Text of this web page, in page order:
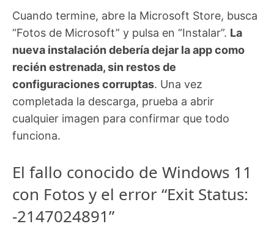
Cuando termine, abre la Microsoft Store, busca
“Fotos de Microsoft” y pulsa en “Instalar”. La
nueva instalación debería dejar la app como
recién estrenada, sin restos de
configuraciones corruptas. Una vez
completada la descarga, prueba a abrir
cualquier imagen para confirmar que todo
funciona.
El fallo conocido de Windows 11
con Fotos y el error “Exit Status:
-2147024891”